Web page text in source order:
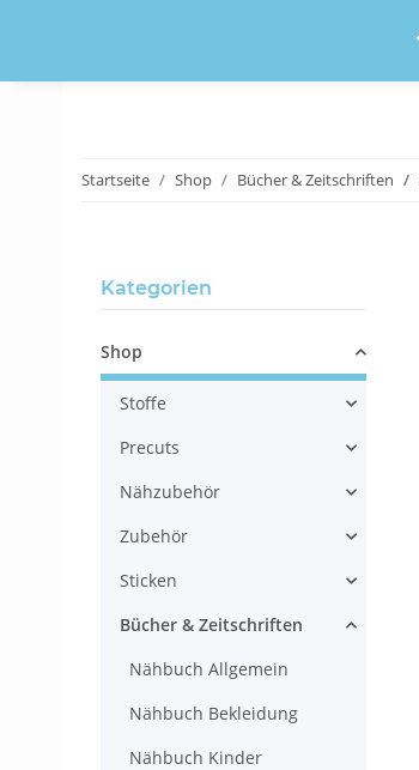
Startseite Shop Bücher & Zeitschriften
Kategorien
Shop
Stoffe
Precuts
Nähzubehör
Zubehör
Sticken
Bücher & Zeitschriften
Nähbuch Allgemein
Nähbuch Bekleidung
Nähbuch Kinder